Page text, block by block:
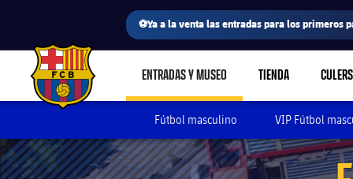
⚽Ya a la venta las entradas para los primeros
FC Barcelona club badge ENTRADAS Y MUSEOLABEL.SHARE.CARETDOWN
TIENDA CULERS
Fútbol masculino VIP Fútbol